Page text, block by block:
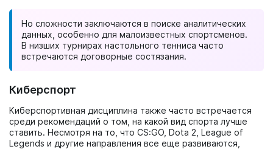
Но сложности заключаются в поиске аналитических
данных, особенно для малоизвестных спортсменов.
В низших турнирах настольного тенниса часто
встречаются договорные состязания.
Киберспорт
Киберспортивная дисциплина также часто встречается
среди рекомендаций о том, на какой вид спорта лучше
ставить. Несмотря на то, что CS:GO, Dota 2, League of
Legends и другие направления все еще развиваются,